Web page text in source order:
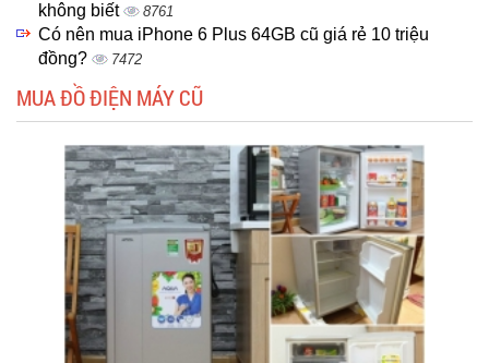
không biết
8761
Có nên mua iPhone 6 Plus 64GB cũ giá rẻ 10 triệu
đồng?
7472
MUA ĐỒ ĐIỆN MÁY CŨ